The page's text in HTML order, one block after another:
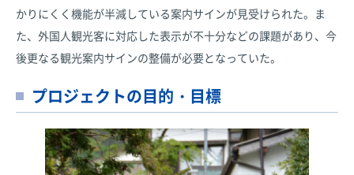
かりにくく機能が半減している案内サインが見受けられた。ま
た、外国人観光客に対応した表示が不十分などの課題があり、今
後更なる観光案内サインの整備が必要となっていた。
プロジェクトの目的・目標